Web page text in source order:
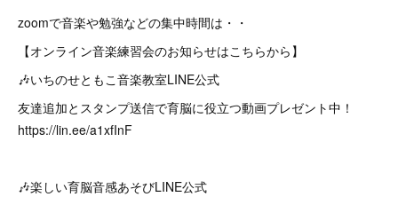
zoomで音楽や勉強などの集中時間は・・
【オンライン音楽練習会のお知らせはこちらから】
🎶いちのせともこ音楽教室LINE公式
友達追加とスタンプ送信で育脳に役立つ動画プレゼント中！
https://lin.ee/a1xfInF
🎶楽しい育脳音感あそびLINE公式